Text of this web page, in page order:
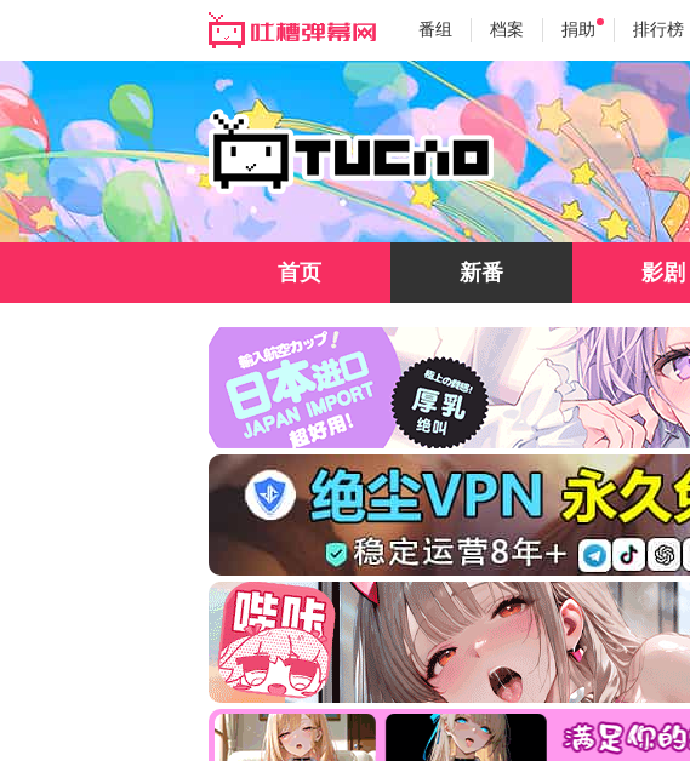
番组 档案 捐助 排行榜
首页 新番 影剧